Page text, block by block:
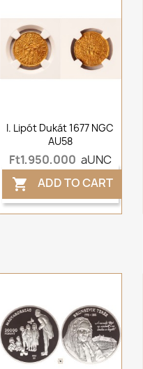
I. Lipót Dukát 1677 NGC
AU58
Ft1,950,000 aUNC
 ADD TO CART